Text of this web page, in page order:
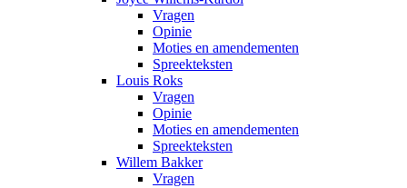
Vragen
Opinie
Moties en amendementen
Spreekteksten
Louis Roks
Vragen
Opinie
Moties en amendementen
Spreekteksten
Willem Bakker
Vragen